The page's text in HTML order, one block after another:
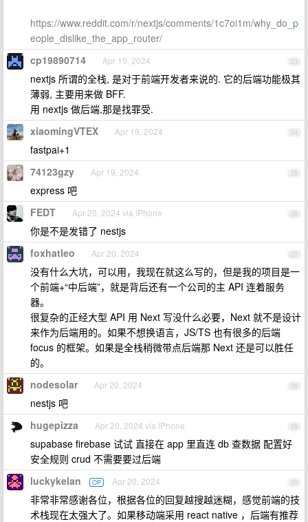
https://www.reddit.com/r/nextjs/comments/1c7oi1m/why_do_p
eople_dislike_the_app_router/
23
cp19890714 Apr 19, 2024
nextjs 所谓的全栈, 是对于前端开发者来说的. 它的后端功能极其
薄弱, 主要用来做 BFF.
用 nextjs 做后端,那是找罪受.
24
xiaomingVTEX Apr 19, 2024
fastpai+1
25
74123gzy Apr 19, 2024
express 吧
26
FEDT Apr 20, 2024 via iPhone
你是不是发错了 nestjs
27
foxhatleo Apr 20, 2024
没有什么大坑，可以用，我现在就这么写的，但是我的项目是一
个前端+“中后端”，就是背后还有一个公司的主 API 连着服务
器。
很复杂的正经大型 API 用 Next 写没什么必要，Next 就不是设计
来作为后端用的。如果不想换语言，JS/TS 也有很多的后端
focus 的框架。如果是全栈稍微带点后端那 Next 还是可以胜任
的。
28
nodesolar Apr 20, 2024
nestjs 吧
29
hugepizza Apr 20, 2024 via iPhone
supabase firebase 试试 直接在 app 里直连 db 查数据 配置好
安全规则 crud 不需要要过后端
30
luckykelan OP Apr 20, 2024
非常非常感谢各位，根据各位的回复越搜越迷糊，感觉前端的技
术栈现在太强大了。如果移动端采用 react native ，后端有推荐